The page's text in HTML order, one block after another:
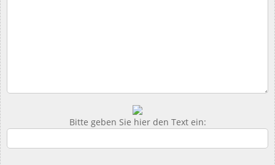
Bitte geben Sie hier den Text ein: